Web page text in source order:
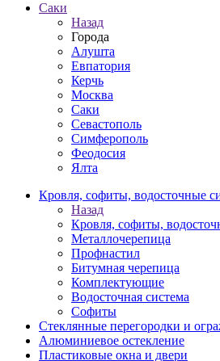
Саки
Назад
Города
Алушта
Евпатория
Керчь
Москва
Саки
Севастополь
Симферополь
Феодосия
Ялта
Кровля, софиты, водосточные
Назад
Кровля, софиты,
Металлочерепица
Профнастил
Битумная черепица
Комплектующие
Водосточная система
Софиты
Стеклянные перегородки и
Алюминиевое остекление
Пластиковые окна и двери